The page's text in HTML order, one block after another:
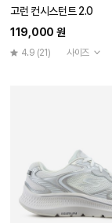
고런 컨시스턴트 2.0
119,000 원
4.9 (21) 사이즈